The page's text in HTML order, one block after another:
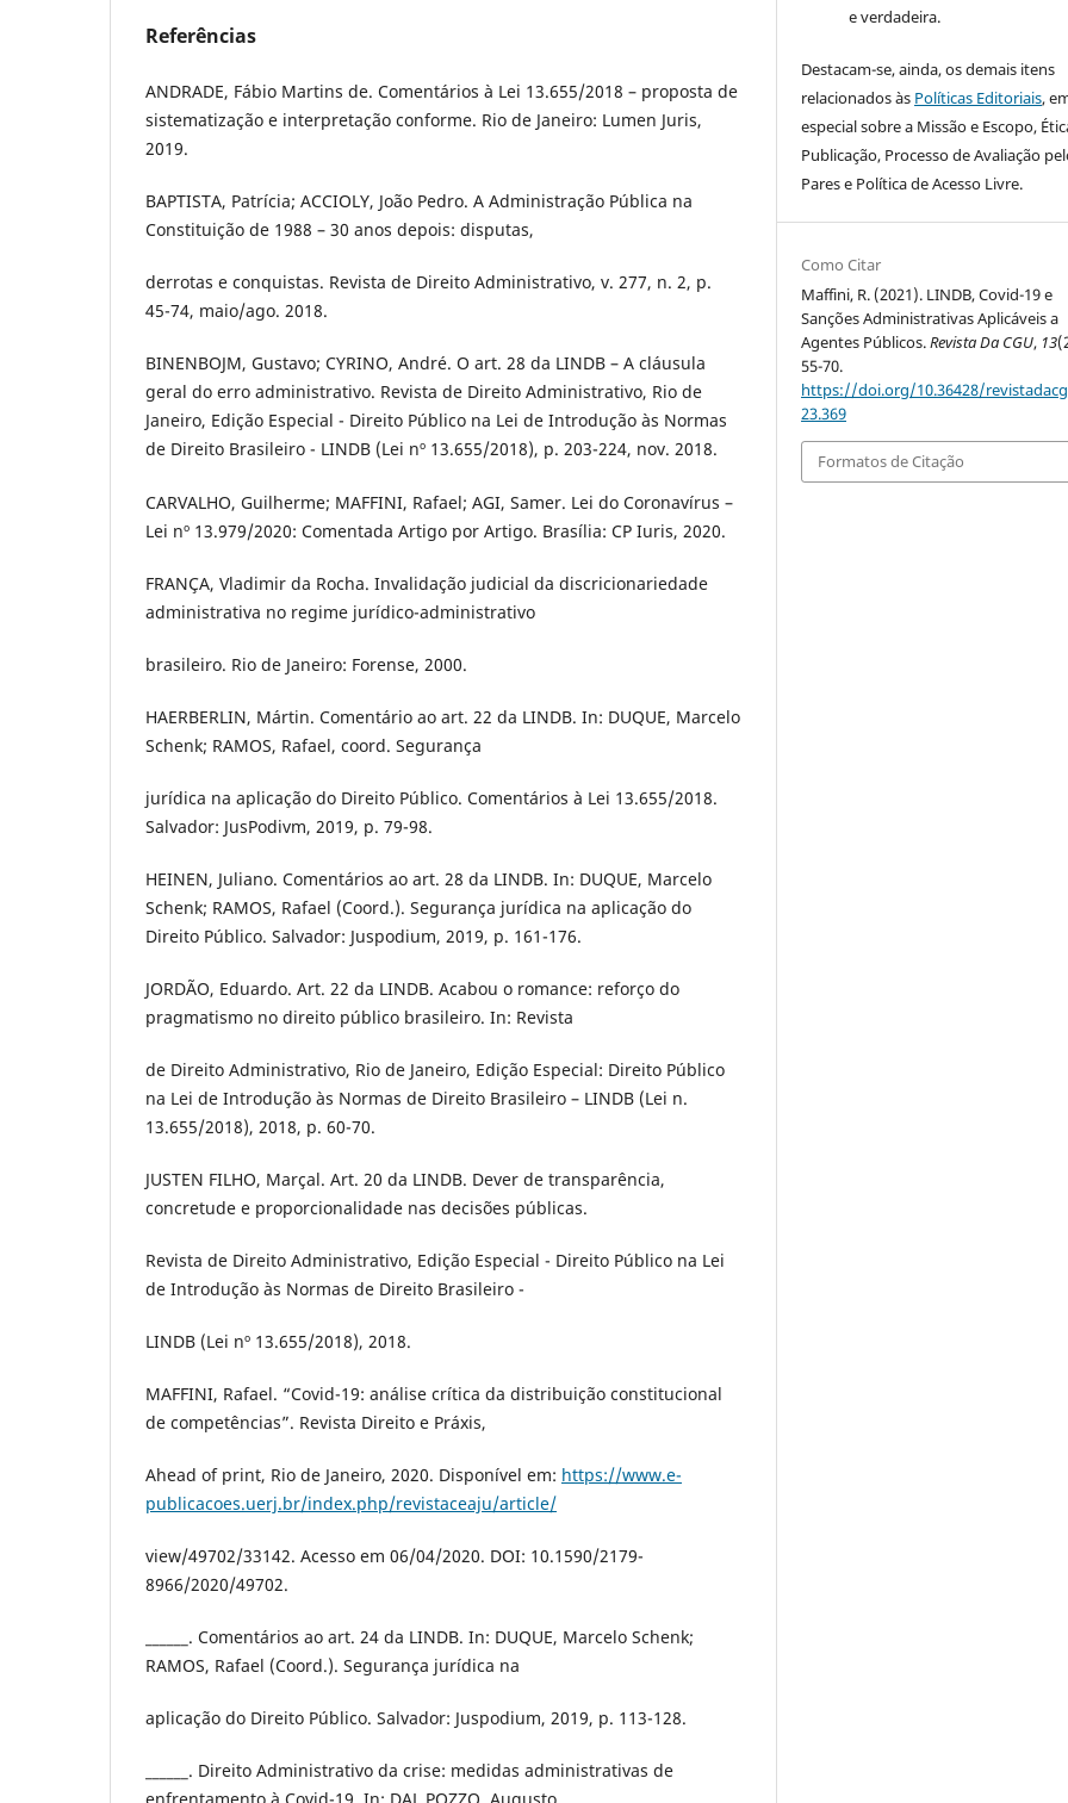
Referências
ANDRADE, Fábio Martins de. Comentários à Lei 13.655/2018 – proposta de
sistematização e interpretação conforme. Rio de Janeiro: Lumen Juris,
2019.
BAPTISTA, Patrícia; ACCIOLY, João Pedro. A Administração Pública na
Constituição de 1988 – 30 anos depois: disputas,
derrotas e conquistas. Revista de Direito Administrativo, v. 277, n. 2, p.
45-74, maio/ago. 2018.
BINENBOJM, Gustavo; CYRINO, André. O art. 28 da LINDB – A cláusula
geral do erro administrativo. Revista de Direito Administrativo, Rio de
Janeiro, Edição Especial - Direito Público na Lei de Introdução às Normas
de Direito Brasileiro - LINDB (Lei nº 13.655/2018), p. 203-224, nov. 2018.
CARVALHO, Guilherme; MAFFINI, Rafael; AGI, Samer. Lei do Coronavírus –
Lei nº 13.979/2020: Comentada Artigo por Artigo. Brasília: CP Iuris, 2020.
FRANÇA, Vladimir da Rocha. Invalidação judicial da discricionariedade
administrativa no regime jurídico-administrativo
brasileiro. Rio de Janeiro: Forense, 2000.
HAERBERLIN, Mártin. Comentário ao art. 22 da LINDB. In: DUQUE, Marcelo
Schenk; RAMOS, Rafael, coord. Segurança
jurídica na aplicação do Direito Público. Comentários à Lei 13.655/2018.
Salvador: JusPodivm, 2019, p. 79-98.
HEINEN, Juliano. Comentários ao art. 28 da LINDB. In: DUQUE, Marcelo
Schenk; RAMOS, Rafael (Coord.). Segurança jurídica na aplicação do
Direito Público. Salvador: Juspodium, 2019, p. 161-176.
JORDÃO, Eduardo. Art. 22 da LINDB. Acabou o romance: reforço do
pragmatismo no direito público brasileiro. In: Revista
de Direito Administrativo, Rio de Janeiro, Edição Especial: Direito Público
na Lei de Introdução às Normas de Direito Brasileiro – LINDB (Lei n.
13.655/2018), 2018, p. 60-70.
JUSTEN FILHO, Marçal. Art. 20 da LINDB. Dever de transparência,
concretude e proporcionalidade nas decisões públicas.
Revista de Direito Administrativo, Edição Especial - Direito Público na Lei
de Introdução às Normas de Direito Brasileiro -
LINDB (Lei nº 13.655/2018), 2018.
MAFFINI, Rafael. “Covid-19: análise crítica da distribuição constitucional
de competências”. Revista Direito e Práxis,
Ahead of print, Rio de Janeiro, 2020. Disponível em: https://www.e-
publicacoes.uerj.br/index.php/revistaceaju/article/
view/49702/33142. Acesso em 06/04/2020. DOI: 10.1590/2179-
8966/2020/49702.
______. Comentários ao art. 24 da LINDB. In: DUQUE, Marcelo Schenk;
RAMOS, Rafael (Coord.). Segurança jurídica na
aplicação do Direito Público. Salvador: Juspodium, 2019, p. 113-128.
______. Direito Administrativo da crise: medidas administrativas de
e verdadeira.
Destacam-se, ainda, os demais itens
relacionados às Políticas Editoriais,
especial sobre a Missão e Escopo,
Publicação, Processo de Avaliação
Pares e Política de Acesso Livre.
Como Citar
Maffini, R. (2021). LINDB, Covid-19 e
Sanções Administrativas Aplicáveis a
Agentes Públicos.Revista Da CGU, 13
55-70.
https://doi.org/10.36428/
23.369
Formatos de Citação